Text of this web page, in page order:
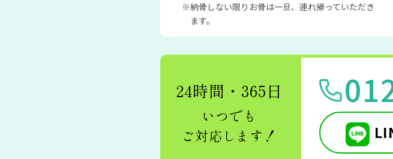
納骨しない限りお骨は一旦、連れ帰っていただき
ます。
24時間・365日
いつでも
ご対応します！